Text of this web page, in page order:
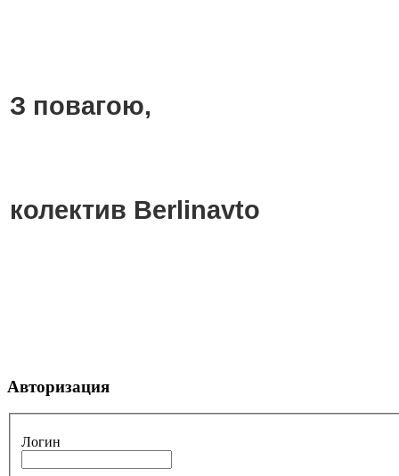
З повагою,
колектив Berlinavto
Авторизация
Логин